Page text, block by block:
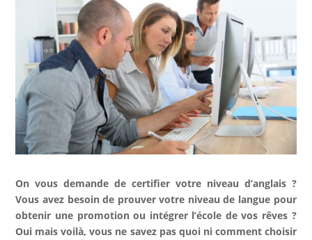
On vous demande de certifier votre niveau d’anglais ?
Vous avez besoin de prouver votre niveau de langue pour
obtenir une promotion ou intégrer l’école de vos rêves ?
Oui mais voilà, vous ne savez pas quoi ni comment choisir